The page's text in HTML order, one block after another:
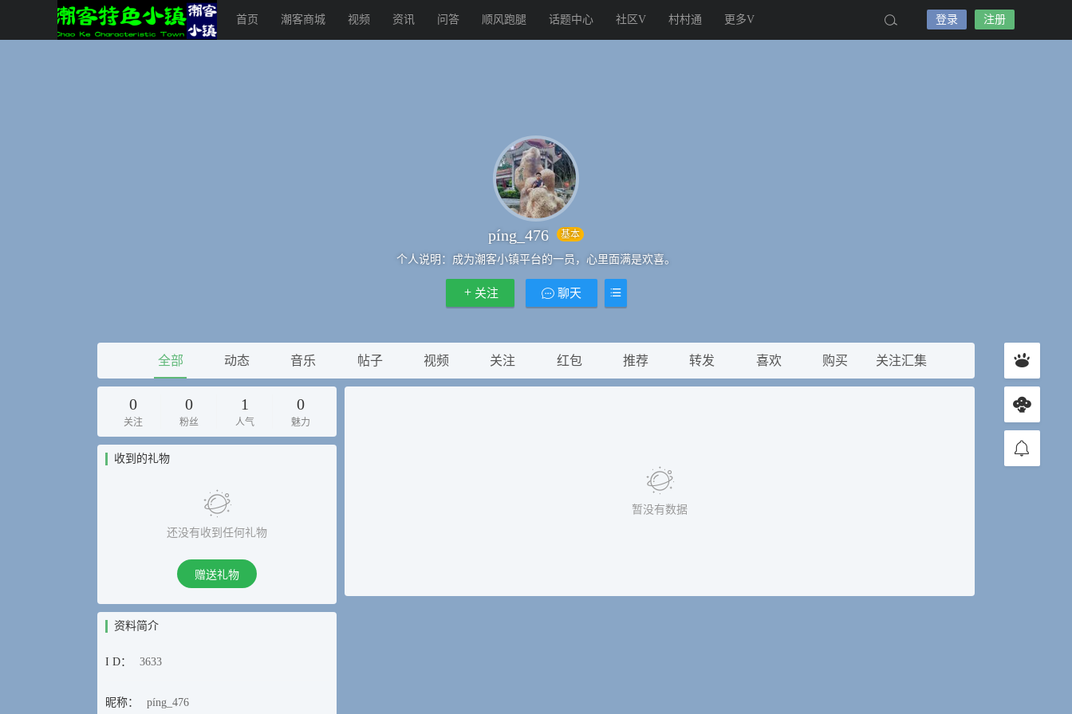
首页 潮客商城 视频 资讯 问答 顺风跑腿 话题中心 社区V 村村通 更多V 登录 注册
píng_476 基本
个人说明： 成为潮客小镇平台的一员，心里面满是欢喜。
关注 聊天
全部 动态 音乐 帖子 视频 关注 红包 推荐 转发 喜欢 购买 关注汇集
0
关注
0
粉丝
1
人气
0
魅力
收到的礼物
还没有收到任何礼物
赠送礼物
资料简介
I D： 3633
昵称： píng_476
暂没有数据